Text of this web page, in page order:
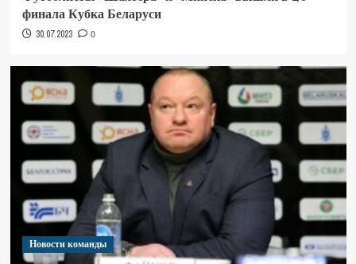
финала Кубка Беларуси
30.07.2023 0
Новости команды